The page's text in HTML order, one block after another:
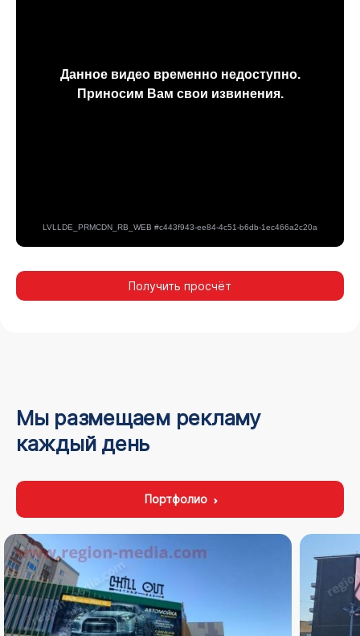
Получить просчёт
Мы размещаем рекламу
каждый день
Портфолио